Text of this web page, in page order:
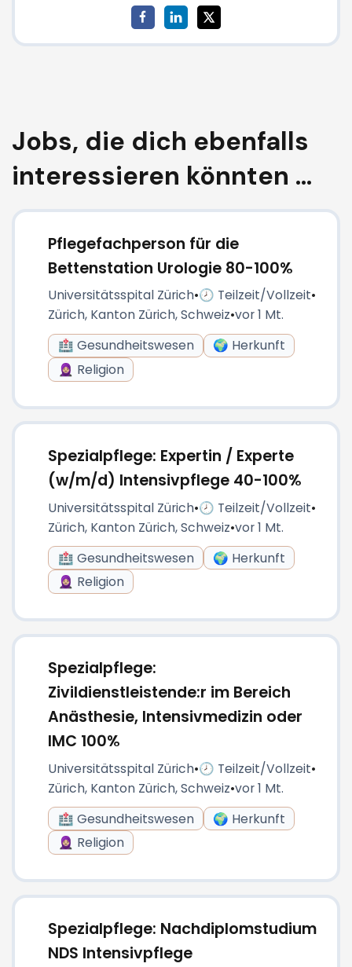
Jobs, die dich ebenfalls
interessieren könnten ...
Pflegefachperson für die
Bettenstation Urologie 80-100%
Universitätsspital Zürich•🕗 Teilzeit/Vollzeit•
Zürich, Kanton Zürich, Schweiz•vor 1 Mt.
🏥 Gesundheitswesen
🌍 Herkunft
🧕🏼 Religion
Spezialpflege: Expertin / Experte
(w/m/d) Intensivpflege 40-100%
Universitätsspital Zürich•🕗 Teilzeit/Vollzeit•
Zürich, Kanton Zürich, Schweiz•vor 1 Mt.
🏥 Gesundheitswesen
🌍 Herkunft
🧕🏼 Religion
Spezialpflege:
Zivildienstleistende:r im Bereich
Anästhesie, Intensivmedizin oder
IMC 100%
Universitätsspital Zürich•🕗 Teilzeit/Vollzeit•
Zürich, Kanton Zürich, Schweiz•vor 1 Mt.
🏥 Gesundheitswesen
🌍 Herkunft
🧕🏼 Religion
Spezialpflege: Nachdiplomstudium
NDS Intensivpflege